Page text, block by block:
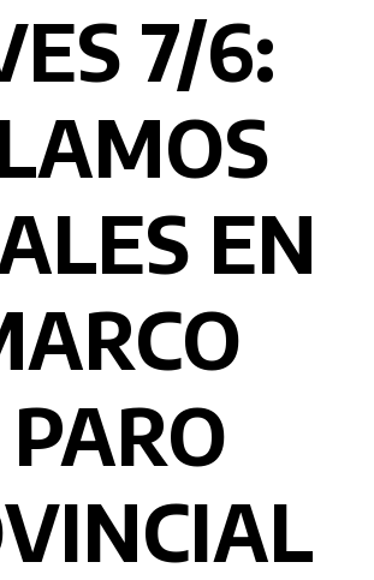
7/6:
EN